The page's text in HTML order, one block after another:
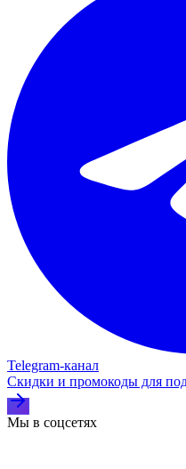
Telegram‑канал
Скидки и промокоды для
Мы в соцсетях